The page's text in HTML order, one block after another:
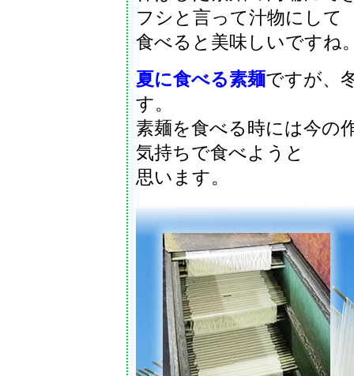
フシと言って汁物にして
食べると美味しいですね
夏に食べる素麺ですが、
す。
素麺を食べる時には今の
気持ちで食べようと
思います。